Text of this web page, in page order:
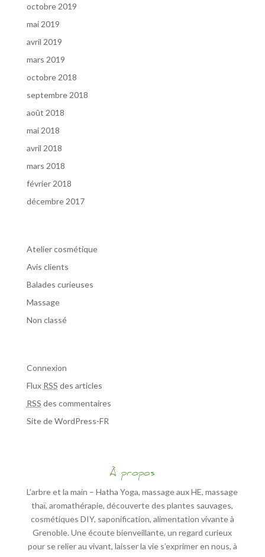
octobre 2019
mai 2019
avril 2019
mars 2019
octobre 2018
septembre 2018
août 2018
mai 2018
avril 2018
mars 2018
février 2018
décembre 2017
Atelier cosmétique
Avis clients
Balades curieuses
Massage
Non classé
Connexion
Flux RSS des articles
RSS des commentaires
Site de WordPress-FR
À propos
L’arbre et la main – Hatha Yoga, massage aux HE, massage
thaï, aromathérapie, découverte des plantes sauvages,
cosmétiques DIY, saponification, alimentation vivante à
Grenoble. Une écoute bienveillante, un regard curieux
pour se relier au vivant, laisser la vie s’exprimer en nous, à